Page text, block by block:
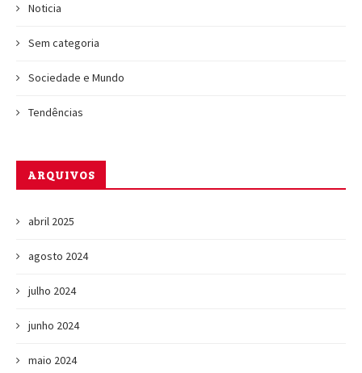
Noticia
Sem categoria
Sociedade e Mundo
Tendências
ARQUIVOS
abril 2025
agosto 2024
julho 2024
junho 2024
maio 2024